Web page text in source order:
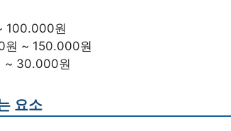
100.000원
원 ~ 150.000원
~ 30.000원
요소